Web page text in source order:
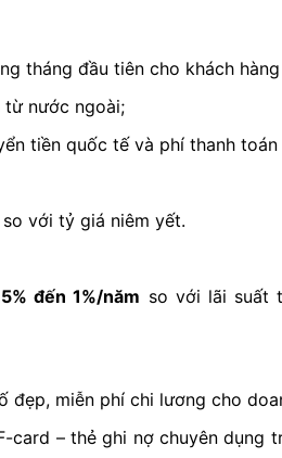
tháng đầu tiên cho khách
từ nước ngoài;
tiền quốc tế và phí thanh
so với tỷ giá niêm yết.
đến 1%/năm so với lãi suất
đẹp, miễn phí chi lương cho
card – thẻ ghi nợ chuyên dụng